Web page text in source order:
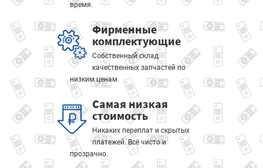
время.
Фирменные
комплектующие
Собственный склад
качественных запчастей по
низким ценам.
Самая низкая
стоимость
Никаких переплат и скрытых
платежей. Всё чисто и
прозрачно.